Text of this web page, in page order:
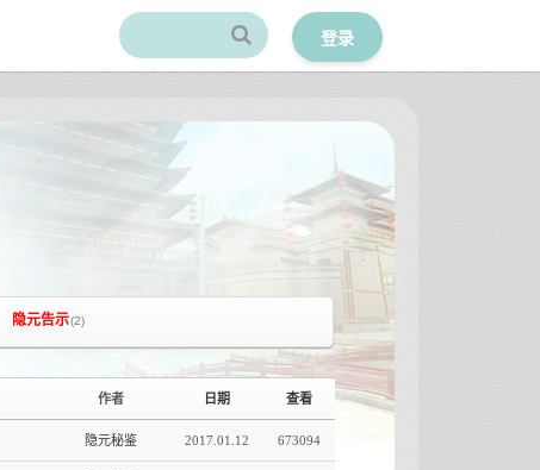
登录
隐元告示(2)
作者 日期 查看
隐元秘鉴 2017.01.12 673094